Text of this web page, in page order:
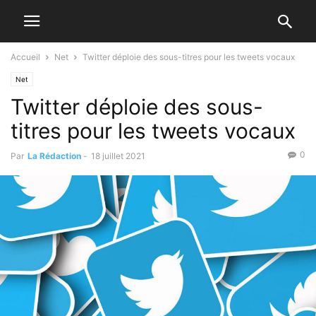
Accueil Net Twitter déploie des sous-titres pour les tweets vocaux
Net
Twitter déploie des sous-
titres pour les tweets vocaux
Par La Rédaction - 18 juillet 2021 0